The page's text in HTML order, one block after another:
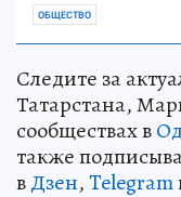
ОБЩЕСТВО
Следите за
Татарстана,
сообществах в
также
вДзен,Telegram